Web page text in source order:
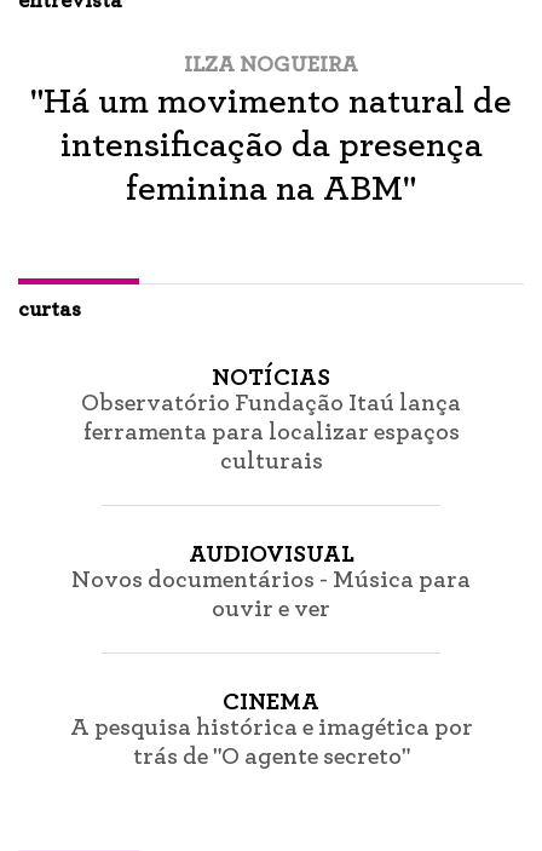
ILZA NOGUEIRA
"Há um movimento natural de
intensificação da presença
feminina na ABM"
curtas
NOTÍCIAS
Observatório Fundação Itaú lança
ferramenta para localizar espaços
culturais
AUDIOVISUAL
Novos documentários - Música para
ouvir e ver
CINEMA
A pesquisa histórica e imagética por
trás de "O agente secreto"